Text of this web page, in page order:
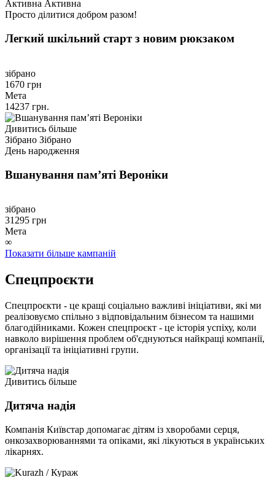
Активна Активна
Просто ділитися добром разом!
Легкий шкільний старт з новим рюкзаком
зібрано
1670 грн
Мета
14237 грн.
Дивитись більше
Зібрано Зібрано
День народження
Вшанування памʼяті Вероніки
зібрано
31295 грн
Мета
∞
Показати більше кампаній
Спецпроєкти
Спецпроєкти - це кращі соціально важливі ініціативи, які ми
реалізовуємо спільно з відповідальним бізнесом та нашими
благодійниками. Кожен спецпроєкт - це історія успіху, коли
навколо вирішення проблем об'єднуються найкращі компанії,
організації та ініціативні групи.
Дивитись більше
Дитяча надія
Компанія Київстар допомагає дітям із хворобами серця,
онкозахворюваннями та опіками, які лікуються в українських
лікарнях.